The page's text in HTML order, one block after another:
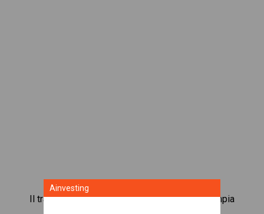
Il trading in CFD su indici azionari ti offre un’ampia
Ainvesting